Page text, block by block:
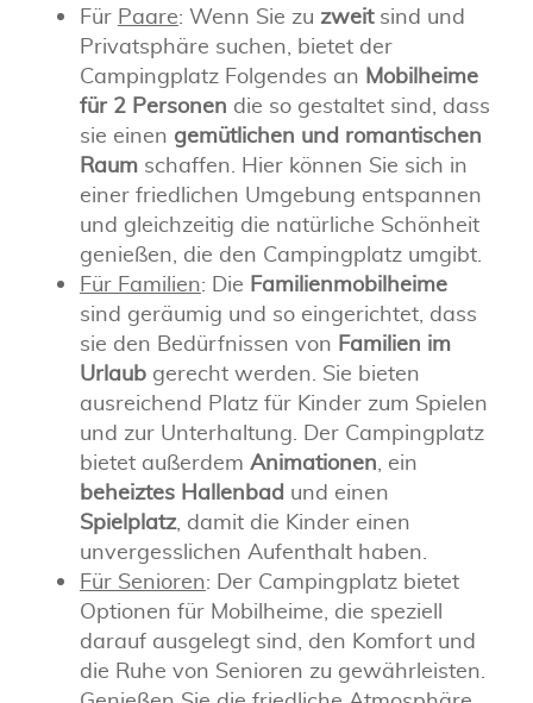
Für Paare: Wenn Sie zu zweitsind und
Privatsphäre suchen, bietet der
Campingplatz Folgendes an Mobilheime
für 2 Personen die so gestaltet sind, dass
sie einen gemütlichen und romantischen
Raumschaffen. Hier können Sie sich in
einer friedlichen Umgebung entspannen
und gleichzeitig die natürliche Schönheit
genießen, die den Campingplatz umgibt.
Für Familien: Die Familienmobilheime
sind geräumig und so eingerichtet, dass
sie den Bedürfnissen von Familien im
Urlaubgerecht werden. Sie bieten
ausreichend Platz für Kinder zum Spielen
und zur Unterhaltung. Der Campingplatz
bietet außerdem Animationen , ein
beheiztes Hallenbad und einen
Spielplatz, damit die Kinder einen
unvergesslichen Aufenthalt haben.
Für Senioren: Der Campingplatz bietet
Optionen für Mobilheime, die speziell
darauf ausgelegt sind, den Komfort und
die Ruhe von Senioren zu gewährleisten.